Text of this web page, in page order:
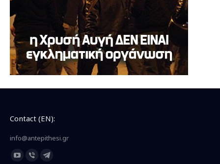
Contact (EN):
info@antepithesi.gr
Find us on:
YouTubeViberTelegram